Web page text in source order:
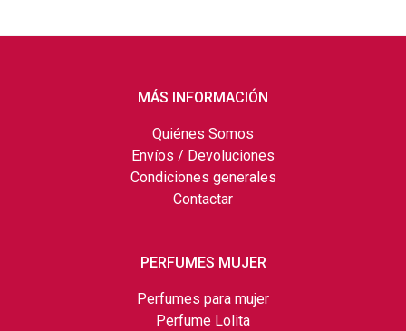
MÁS INFORMACIÓN
Quiénes Somos
Envíos / Devoluciones
Condiciones generales
Contactar
PERFUMES MUJER
Perfumes para mujer
Perfume Lolita